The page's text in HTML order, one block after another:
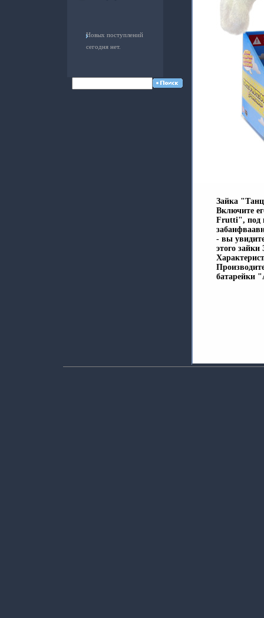
Новых поступлений
сегодня нет.
Зайка
Включите
Frutti", под
- вы
этого
батарейки